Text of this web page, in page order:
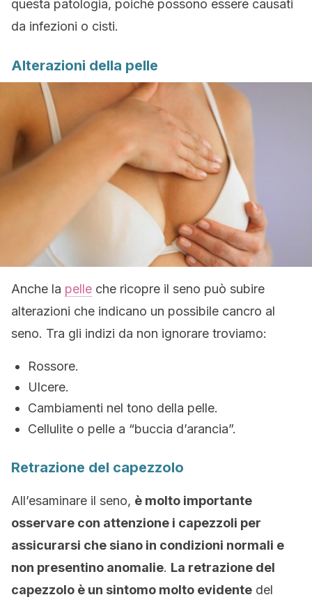
questa patologia, poiché possono essere causati
da infezioni o cisti.
Alterazioni della pelle
Anche la pelle che ricopre il seno può subire
alterazioni che indicano un possibile cancro al
seno. Tra gli indizi da non ignorare troviamo:
Rossore.
Ulcere.
Cambiamenti nel tono della pelle.
Cellulite o pelle a “buccia d’arancia”.
Retrazione del capezzolo
All’esaminare il seno, è molto importante
osservare con attenzione i capezzoli per
assicurarsi che siano in condizioni normali e
non presentino anomalie. La retrazione del
capezzolo è un sintomo molto evidente del